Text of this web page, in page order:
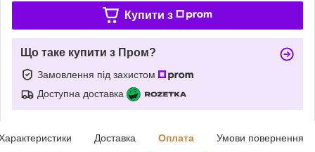
Купити з
Що таке купити з Пром?
Замовлення під захистом
Доступна доставка
Доставка Оплата Умови повернення